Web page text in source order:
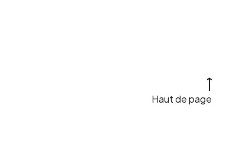
Haut de page